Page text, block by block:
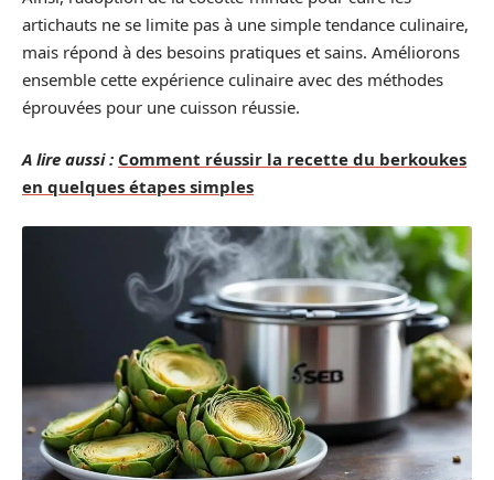
artichauts ne se limite pas à une simple tendance culinaire,
mais répond à des besoins pratiques et sains. Améliorons
ensemble cette expérience culinaire avec des méthodes
éprouvées pour une cuisson réussie.
A lire aussi : Comment réussir la recette du berkoukes
en quelques étapes simples